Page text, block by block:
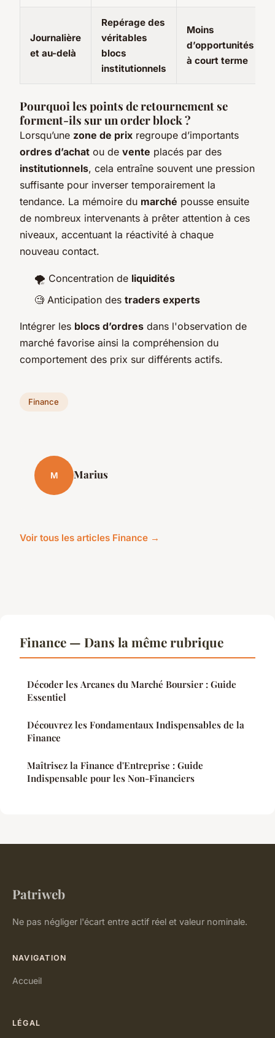
Journalière
et au-delà
Repérage des
véritables
blocs
institutionnels
Moins
d’opportunités
à court terme
Pourquoi les points de retournement se
forment-ils sur un order block ?
Lorsqu’une zone de prix regroupe d’importants
ordres d’achat ou de vente placés par des
institutionnels, cela entraîne souvent une pression
suffisante pour inverser temporairement la
tendance. La mémoire du marché pousse ensuite
de nombreux intervenants à prêter attention à ces
niveaux, accentuant la réactivité à chaque
nouveau contact.
🌪️ Concentration de liquidités
🧐 Anticipation des traders experts
Intégrer les blocs d’ordres dans l'observation de
marché favorise ainsi la compréhension du
comportement des prix sur différents actifs.
Finance
M Marius
Voir tous les articles Finance →
Finance — Dans la même rubrique
Décoder les Arcanes du Marché Boursier : Guide
Essentiel
Découvrez les Fondamentaux Indispensables de la
Finance
Maîtrisez la Finance d'Entreprise : Guide
Indispensable pour les Non-Financiers
Patriweb
Ne pas négliger l'écart entre actif réel et valeur nominale.
NAVIGATION
Accueil
LÉGAL